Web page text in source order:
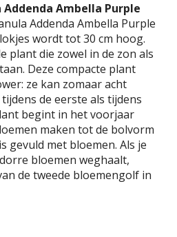
Ambella Purple
Addenda Ambella Purple
wordt tot 30 cm hoog.
plant die zowel in de zon als
Deze compacte plant
ze kan zomaar acht
de eerste als tijdens
begint in het voorjaar
maken tot de bolvorm
gevuld met bloemen. Als je
bloemen weghaalt,
de tweede bloemengolf in